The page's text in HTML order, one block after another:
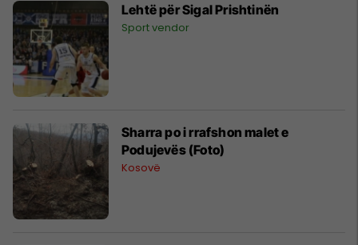
Lehtë për Sigal Prishtinën
Sport vendor
Sharra po i rrafshon malet e
Podujevës (Foto)
Kosovë